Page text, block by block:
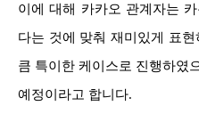
이에 대해 카카오 관계자는
다는 것에 맞춰 재미있게 표
큼 특이한 케이스로 진행하였
예정이라고 합니다.